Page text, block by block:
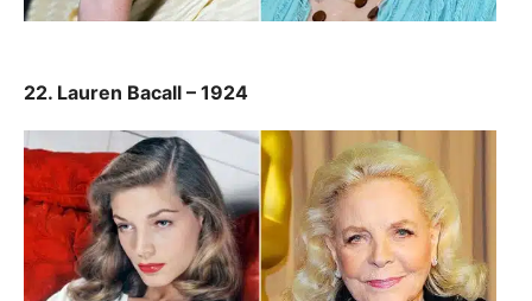
22. Lauren Bacall – 1924